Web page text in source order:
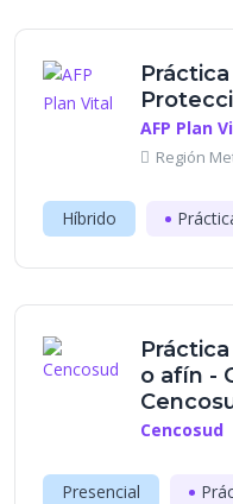
AFP Plan
Región
Híbrido
o afín -
Cencosud
Presencial